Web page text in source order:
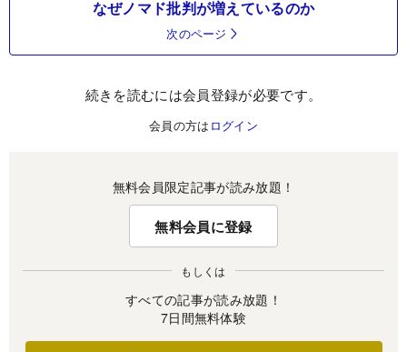
なぜノマド批判が増えているのか
次のページ
続きを読むには会員登録が必要です。
会員の方は ログイン
無料会員限定記事が読み放題！
無料会員に登録
もしくは
すべての記事が読み放題！
7日間無料体験